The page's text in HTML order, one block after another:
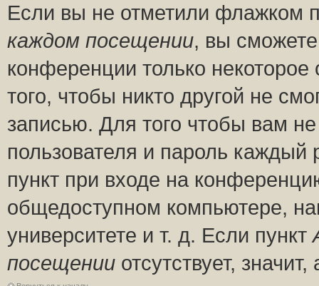
Если вы не отметили флажком
каждом посещении, вы
конференции только
того, чтобы никто другой не
записью. Для того чтобы вам
пользователя и пароль
пункт при входе на
общедоступном компьютере,
университете и т. д. Если пункт
посещении отсутствует,